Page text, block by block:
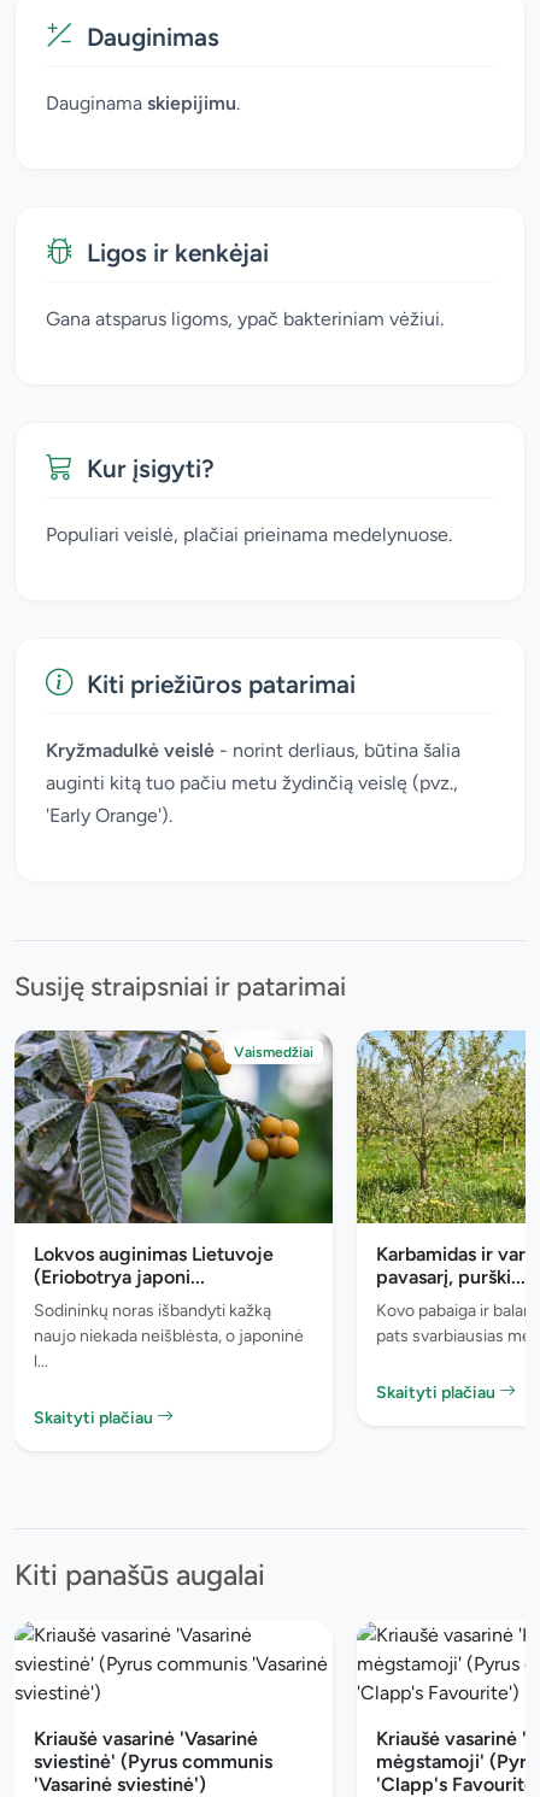
Dauginimas
Dauginama skiepijimu.
Ligos ir kenkėjai
Gana atsparus ligoms, ypač bakteriniam vėžiui.
Kur įsigyti?
Populiari veislė, plačiai prieinama medelynuose.
Kiti priežiūros patarimai
Kryžmadulkė veislė - norint derliaus, būtina šalia
auginti kitą tuo pačiu metu žydinčią veislę (pvz.,
'Early Orange').
Susiję straipsniai ir patarimai
Vaismedžiai
Lokvos auginimas Lietuvoje
(Eriobotrya japoni...
Sodininkų noras išbandyti kažką
naujo niekada neišblėsta, o japoninė
l...
Skaityti plačiau
Karbamidas ir
pavasarį, purški...
Kovo pabaiga ir
pats svarbiausias
Skaityti plačiau
Kiti panašūs augalai
Kriaušė vasarinė 'Vasarinė
sviestinė' (Pyrus communis
'Vasarinė sviestinė')
Kriaušė vasarinė
mėgstamoji'
'Clapp's